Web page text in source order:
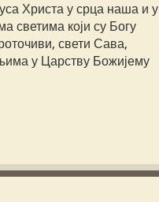
Христа у срца наша и у
светима који су Богу
свети Сава,
у Царству Божијему